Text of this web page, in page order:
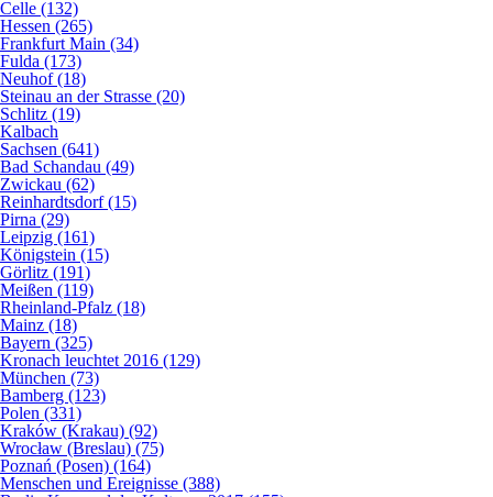
Celle (132)
Hessen (265)
Frankfurt Main (34)
Fulda (173)
Neuhof (18)
Steinau an der Strasse (20)
Schlitz (19)
Kalbach
Sachsen (641)
Bad Schandau (49)
Zwickau (62)
Reinhardtsdorf (15)
Pirna (29)
Leipzig (161)
Königstein (15)
Görlitz (191)
Meißen (119)
Rheinland-Pfalz (18)
Mainz (18)
Bayern (325)
Kronach leuchtet 2016 (129)
München (73)
Bamberg (123)
Polen (331)
Kraków (Krakau) (92)
Wrocław (Breslau) (75)
Poznań (Posen) (164)
Menschen und Ereignisse (388)